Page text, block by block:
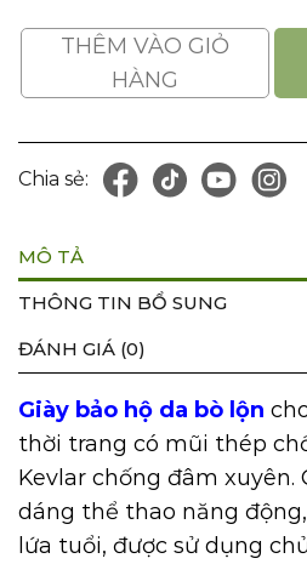
THÊM VÀO GIỎ
HÀNG
Chia sẻ:
MÔ TẢ
THÔNG TIN BỔ SUNG
ĐÁNH GIÁ (0)
Giày bảo hộ da bò lộn
thời trang có mũi thép
Kevlar chống đâm xuyên.
dáng thể thao năng
lứa tuổi, được sử dụng